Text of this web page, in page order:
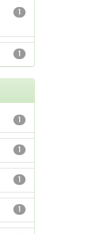
1
1
1
1
1
1